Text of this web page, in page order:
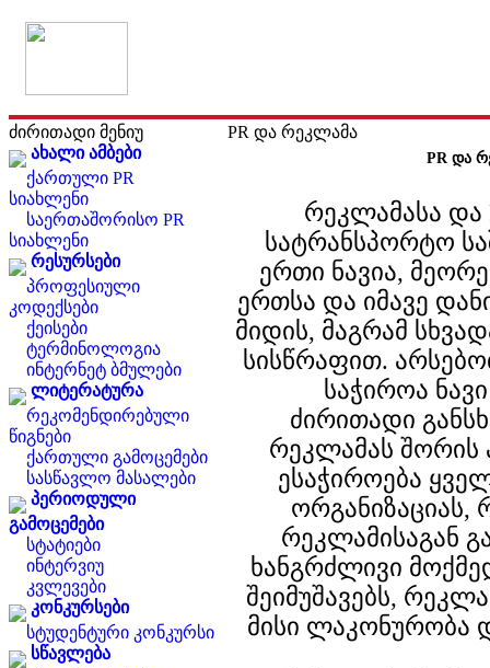
ძირითადი მენიუ
ახალი ამბები
ქართული PR
სიახლენი
საერთაშორისო PR
სიახლენი
რესურსები
პროფესიული
კოდექსები
ქეისები
ტერმინოლოგია
ინტერნეტ ბმულები
ლიტერატურა
რეკომენდირებული
წიგნები
ქართული გამოცემები
სასწავლო მასალები
პერიოდული
გამოცემები
სტატიები
ინტერვიუ
კვლევები
კონკურსები
სტუდენტური კონკურსი
სწავლება
PR და რეკლამა
PR და
რეკლამასა და
სატრანსპორტო
ერთი ნავია,
ერთსა და იმავე
მიდის, მაგრამ
სისწრაფით.
საჭიროა
ძირითადი
რეკლამას შორის
ესაჭიროება
ორგანიზაციას,
რეკლამისაგან
ხანგრძლივი
შეიმუშავებს,
მისი ლაკონურობა